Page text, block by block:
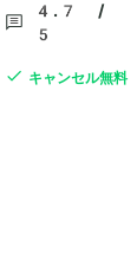
4.7 /
5
キャンセル無料